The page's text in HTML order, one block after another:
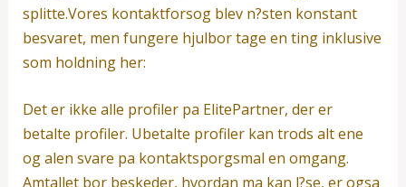
splitte.Vores kontaktforsog blev n?sten konstant
besvaret, men fungere hjulbor tage en ting inklusive
som holdning her:
Det er ikke alle profiler pa ElitePartner, der er
betalte profiler. Ubetalte profiler kan trods alt ene
og alen svare pa kontaktsporgsmal en omgang.
Amtallet bor beskeder, hvordan ma kan l?se, er ogsa